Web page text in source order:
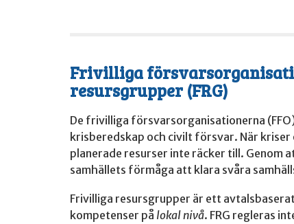
Frivilliga
resursgrupper (FRG)
De frivilliga försvarsorganisationerna
krisberedskap och civilt försvar. När
planerade resurser inte räcker till. Genom
samhällets förmåga att klara svåra
Frivilliga resursgrupper är ett
kompetenser på lokal nivå. FRG regleras